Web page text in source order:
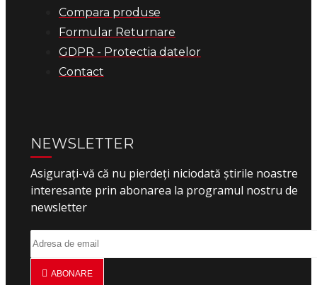
Compara produse
Formular Returnare
GDPR - Protectia datelor
Contact
NEWSLETTER
Asigurați-vă că nu pierdeți niciodată știrile noastre
interesante prin abonarea la programul nostru de
newsletter
ABONARE